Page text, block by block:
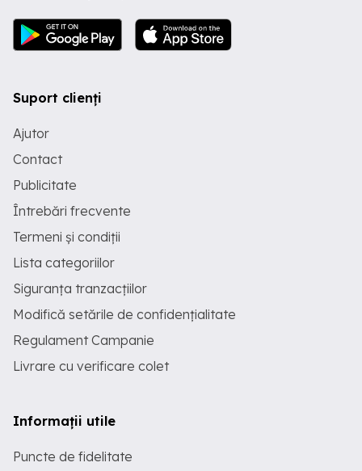
Suport clienți
Ajutor
Contact
Publicitate
Întrebări frecvente
Termeni și condiții
Lista categoriilor
Siguranța tranzacțiilor
Modifică setările de confidențialitate
Regulament Campanie
Livrare cu verificare colet
Informații utile
Puncte de fidelitate